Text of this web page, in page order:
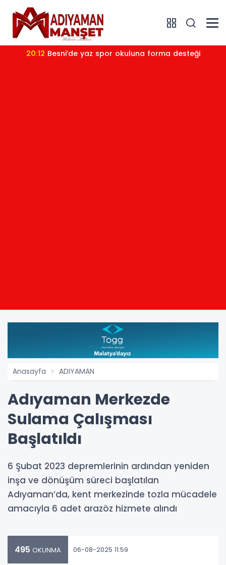
20:12 Besni’de yaz spor okuluna forma desteği
Anasayfa ADIYAMAN
Adıyaman Merkezde
Sulama Çalışması
Başlatıldı
6 Şubat 2023 depremlerinin ardından yeniden
inşa ve dönüşüm süreci başlatılan
Adıyaman’da, kent merkezinde tozla mücadele
amacıyla 6 adet arazöz hizmete alındı
495 OKUNMA 06-08-2025 11:59